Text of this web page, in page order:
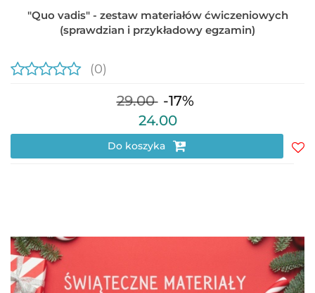
"Quo vadis" - zestaw materiałów ćwiczeniowych
(sprawdzian i przykładowy egzamin)
(0)
29.00 -17%
24.00
Do koszyka